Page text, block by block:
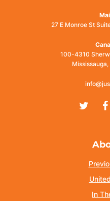
27 E Monroe St
100-4310
In